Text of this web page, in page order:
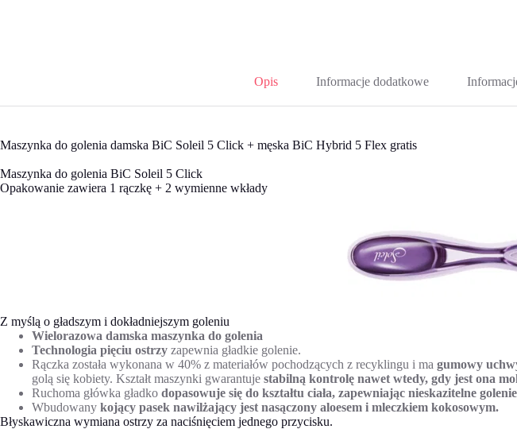
Opis Informacje dodatkowe
Maszynka do golenia damska BiC Soleil 5 Click + męska BiC Hybrid 5 Flex gratis
Maszynka do golenia BiC Soleil 5 Click
Opakowanie zawiera 1 rączkę + 2 wymienne wkłady
Z myślą o gładszym i dokładniejszym goleniu
Wielorazowa damska maszynka do golenia
Technologia pięciu ostrzy zapewnia gładkie golenie.
Rączka została wykonana w 40% z materiałów pochodzących z recyklingu i ma gumowy
golą się kobiety. Kształt maszynki gwarantuje stabilną kontrolę nawet wtedy, gdy jest ona
Ruchoma główka gładko dopasowuje się do kształtu ciała, zapewniając nieskazitelne
Wbudowany kojący pasek nawilżający jest nasączony aloesem i mleczkiem kokosowym.
Błyskawiczna wymiana ostrzy za naciśnięciem jednego przycisku.